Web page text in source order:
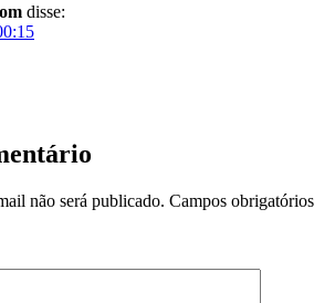
disse:
não será publicado. Campos obrigatórios